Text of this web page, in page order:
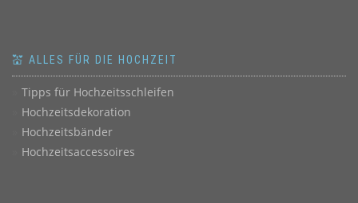
💒 ALLES FÜR DIE HOCHZEIT
Tipps für Hochzeitsschleifen
Hochzeitsdekoration
Hochzeitsbänder
Hochzeitsaccessoires